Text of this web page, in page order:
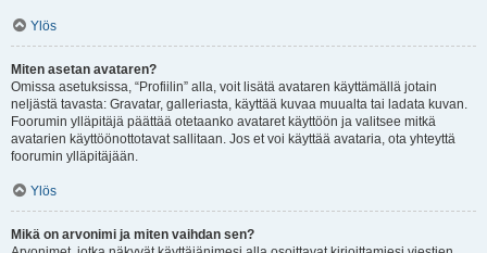
Ylös
Miten asetan avataren?
Omissa asetuksissa, “Profiilin” alla, voit lisätä avataren käyttämällä jotain
neljästä tavasta: Gravatar, galleriasta, käyttää kuvaa muualta tai ladata kuvan.
Foorumin ylläpitäjä päättää otetaanko avataret käyttöön ja valitsee mitkä
avatarien käyttöönottotavat sallitaan. Jos et voi käyttää avataria, ota yhteyttä
foorumin ylläpitäjään.
Ylös
Mikä on arvonimi ja miten vaihdan sen?